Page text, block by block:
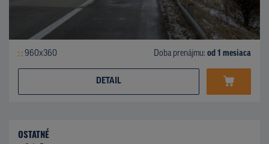
960x360 Doba prenájmu: od 1 mesiaca
DETAIL
OSTATNÉ